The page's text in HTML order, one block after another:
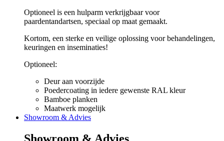
Optioneel is een hulparm verkrijgbaar voor
paardentandartsen, speciaal op maat gemaakt.
Kortom, een sterke en veilige oplossing voor behandelingen,
keuringen en inseminaties!
Optioneel:
Deur aan voorzijde
Poedercoating in iedere gewenste RAL kleur
Bamboe planken
Maatwerk mogelijk
Showroom & Advies
Showroom & Advies